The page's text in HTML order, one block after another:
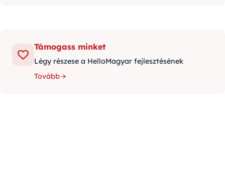
Támogass minket
Légy részese a HelloMagyar fejlesztésének
Tovább